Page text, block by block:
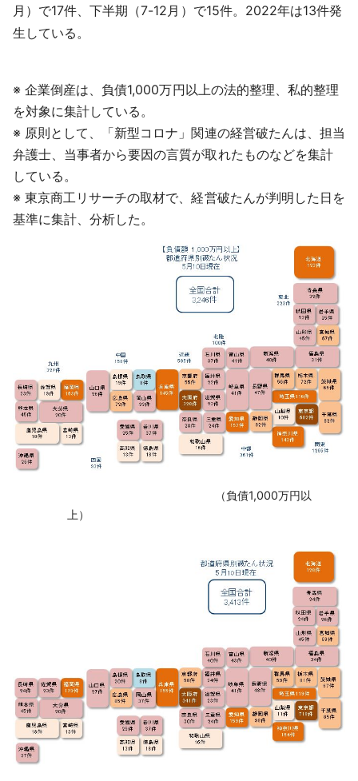
月）で17件、下半期（7-12月）で15件。2022年は13件発
生している。
※ 企業倒産は、負債1,000万円以上の法的整理、私的整理
を対象に集計している。
※ 原則として、「新型コロナ」関連の経営破たんは、担当
弁護士、当事者から要因の言質が取れたものなどを集計
している。
※ 東京商工リサーチの取材で、経営破たんが判明した日を
基準に集計、分析した。
‌ （負債1,000万円以
上）